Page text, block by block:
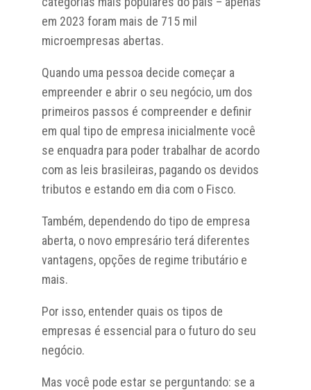
em 2023 foram mais de 715 mil
microempresas abertas.
Quando uma pessoa decide começar a
empreender e abrir o seu negócio, um dos
primeiros passos é compreender e definir
em qual tipo de empresa inicialmente você
se enquadra para poder trabalhar de acordo
com as leis brasileiras, pagando os devidos
tributos e estando em dia com o Fisco.
Também, dependendo do tipo de empresa
aberta, o novo empresário terá diferentes
vantagens, opções de regime tributário e
mais.
Por isso, entender quais os tipos de
empresas é essencial para o futuro do seu
negócio.
Mas você pode estar se perguntando: se a